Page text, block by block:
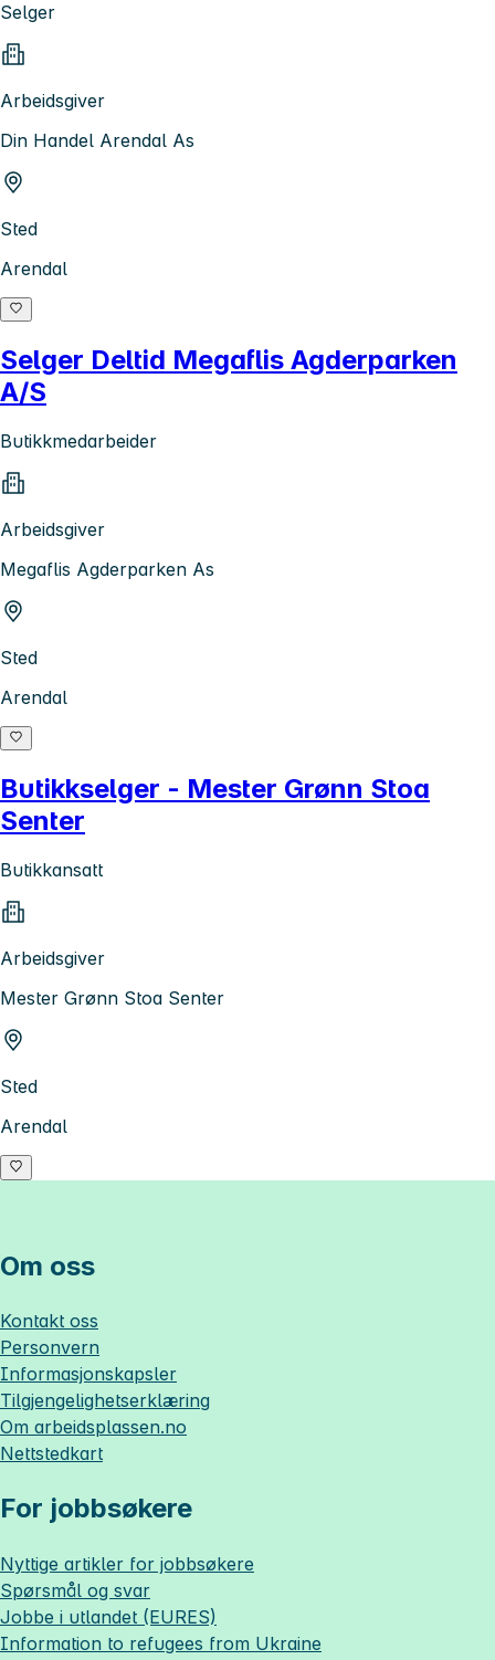
Selger
Arbeidsgiver
Din Handel Arendal As
Sted
Arendal
Selger Deltid Megaflis Agderparken
A/S
Butikkmedarbeider
Arbeidsgiver
Megaflis Agderparken As
Sted
Arendal
Butikkselger - Mester Grønn Stoa
Senter
Butikkansatt
Arbeidsgiver
Mester Grønn Stoa Senter
Sted
Arendal
Om oss
Kontakt oss
Personvern
Informasjonskapsler
Tilgjengelighetserklæring
Om arbeidsplassen.no
Nettstedkart
For jobbsøkere
Nyttige artikler for jobbsøkere
Spørsmål og svar
Jobbe i utlandet (EURES)
Information to refugees from Ukraine